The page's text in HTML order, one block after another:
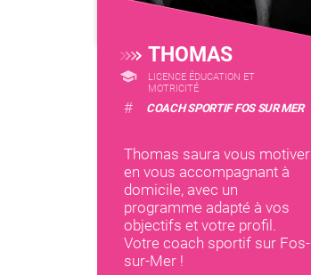
THOMAS
LICENCE ÉDUCATION ET
MOTRICITÉ
# COACH SPORTIF FOS SUR MER
Thomas saura vous motiver
en vous accompagnant à
domicile, avec un
programme adapté à vos
objectifs et votre profil.
Votre coach sportif sur Fos-
sur-Mer !